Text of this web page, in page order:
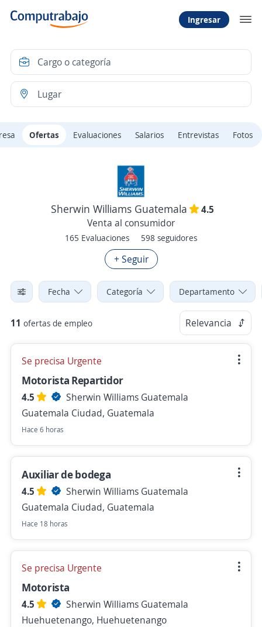
Ingresar
Ofertas Evaluaciones Salarios Entrevistas Fotos
Sherwin Williams Guatemala
4.5
Venta al consumidor
165 Evaluaciones 598 seguidores
+ Seguir
Fecha Categoría Departamento
11 ofertas de empleo Relevancia
Se precisa Urgente
Motorista Repartidor
4.5
Sherwin Williams Guatemala
Guatemala Ciudad, Guatemala
Hace 6 horas
Auxiliar de bodega
4.5
Sherwin Williams Guatemala
Guatemala Ciudad, Guatemala
Hace 18 horas
Se precisa Urgente
Motorista
4.5
Sherwin Williams Guatemala
Huehuetenango, Huehuetenango